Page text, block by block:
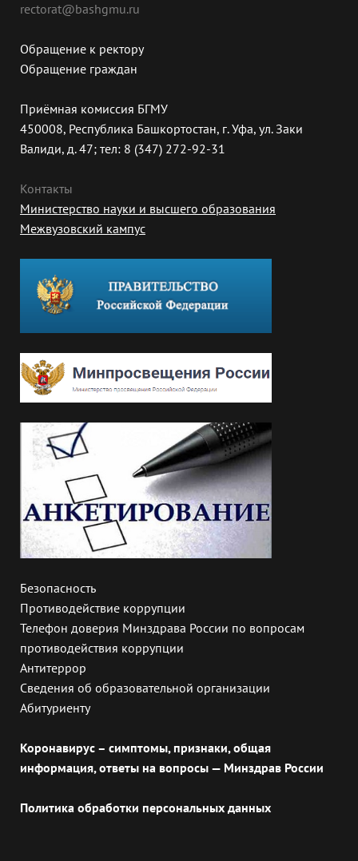
rectorat@bashgmu.ru
Обращение к ректору
Обращение граждан
Приёмная комиссия БГМУ
450008, Республика Башкортостан, г. Уфа, ул. Заки
Валиди, д. 47; тел: 8 (347) 272-92-31
Контакты
Министерство науки и высшего образования
Межвузовский кампус
Безопасность
Противодействие коррупции
Телефон доверия Минздрава России по вопросам
противодействия коррупции
Антитеррор
Сведения об образовательной организации
Абитуриенту
Коронавирус – симптомы, признаки, общая
информация, ответы на вопросы — Минздрав России
Политика обработки персональных данных